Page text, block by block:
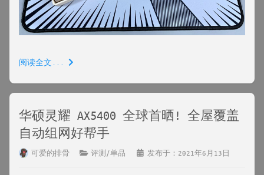
阅读全文...
华硕灵耀 AX5400 全球首晒! 全屋覆盖
自动组网好帮手
可爱的排骨 评测/单品 发布于：2021年6月13日